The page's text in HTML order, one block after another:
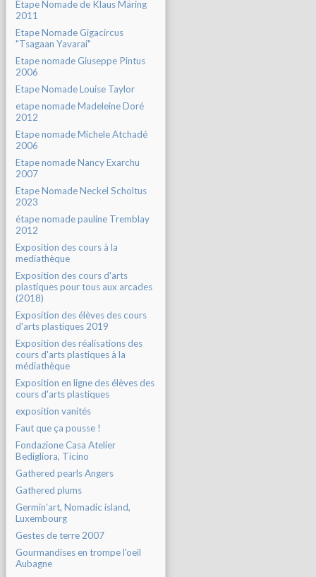
Etape Nomade de Klaus Märing
2011
Etape Nomade Gigacircus
"Tsagaan Yavarai"
Etape nomade Giuseppe Pintus
2006
Etape Nomade Louise Taylor
etape nomade Madeleine Doré
2012
Etape nomade Michele Atchadé
2006
Etape nomade Nancy Exarchu
2007
Etape Nomade Neckel Scholtus
2023
étape nomade pauline Tremblay
2012
Exposition des cours à la
mediathèque
Exposition des cours d'arts
plastiques pour tous aux arcades
(2018)
Exposition des élèves des cours
d'arts plastiques 2019
Exposition des réalisations des
cours d'arts plastiques à la
médiathèque
Exposition en ligne des élèves des
cours d'arts plastiques
exposition vanités
Faut que ça pousse !
Fondazione Casa Atelier
Bedigliora, Ticino
Gathered pearls Angers
Gathered plums
Germin'art, Nomadic island,
Luxembourg
Gestes de terre 2007
Gourmandises en trompe l'oeil
Aubagne